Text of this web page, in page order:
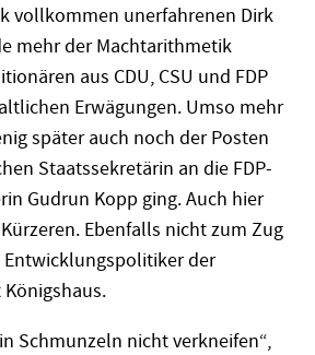
vollkommen unerfahrenen Dirk
mehr der Machtarithmetik
aus CDU, CSU und FDP
Erwägungen. Umso mehr
später auch noch der Posten
Staatssekretärin an die FDP-
Gudrun Kopp ging. Auch hier
Ebenfalls nicht zum Zug
der
Schmunzeln nicht verkneifen“,